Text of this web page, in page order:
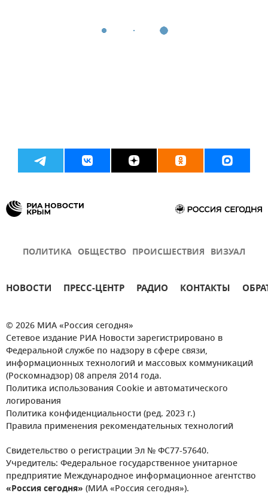
ПОЛИТИКА ОБЩЕСТВО ПРОИСШЕСТВИЯ ВИЗУАЛ
НОВОСТИ ПРЕСС-ЦЕНТР РАДИО КОНТАКТЫ
© 2026 МИА «Россия сегодня»
Сетевое издание РИА Новости зарегистрировано в
Федеральной службе по надзору в сфере связи,
информационных технологий и массовых коммуникаций
(Роскомнадзор) 08 апреля 2014 года.
Политика использования Cookie и автоматического
логирования
Политика конфиденциальности (ред. 2023 г.)
Правила применения рекомендательных технологий
Свидетельство о регистрации Эл № ФС77-57640.
Учредитель: Федеральное государственное унитарное
предприятие Международное информационное агентство
«Россия сегодня» (МИА «Россия сегодня»).